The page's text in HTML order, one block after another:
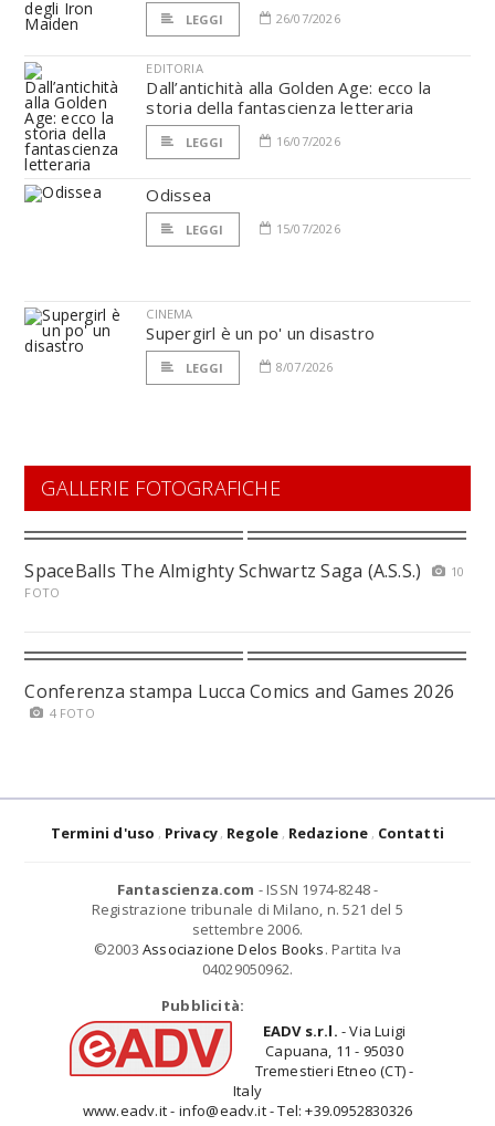
LEGGI 26/07/2026
EDITORIA
Dall’antichità alla Golden Age: ecco la
storia della fantascienza letteraria
LEGGI 16/07/2026
Odissea
LEGGI 15/07/2026
CINEMA
Supergirl è un po' un disastro
LEGGI 8/07/2026
GALLERIE FOTOGRAFICHE
SpaceBalls The Almighty Schwartz Saga (A.S.S.)
10
FOTO
Conferenza stampa Lucca Comics and Games 2026
4 FOTO
Termini d'uso Privacy Regole Redazione Contatti
Fantascienza.com - ISSN 1974-8248 -
Registrazione tribunale di Milano, n. 521 del 5
settembre 2006.
©2003 Associazione Delos Books. Partita Iva
04029050962.
Pubblicità:
EADV s.r.l. - Via Luigi
Capuana, 11 - 95030
Tremestieri Etneo (CT) -
Italy
www.eadv.it - info@eadv.it - Tel: +39.0952830326